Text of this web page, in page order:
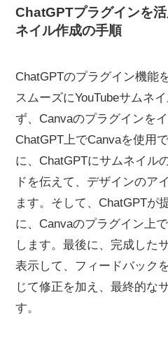
ChatGPTプラグインを
ネイル作成の手順
ChatGPTのプラグイン機能
スムーズにYouTubeサムネ
ず、Canvaのプラグインを
ChatGPT上でCanvaを使用
に、ChatGPTにサムネイル
ドを伝えて、デザインのア
ます。そして、ChatGPTが
に、Canvaのプラグイン上
します。最後に、完成した
表示して、フィードバック
じて修正を加え、最終的な
す。